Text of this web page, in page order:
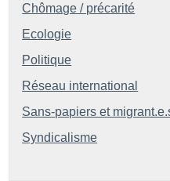
Chômage / précarité
Ecologie
Politique
Réseau international
Sans-papiers et
Syndicalisme